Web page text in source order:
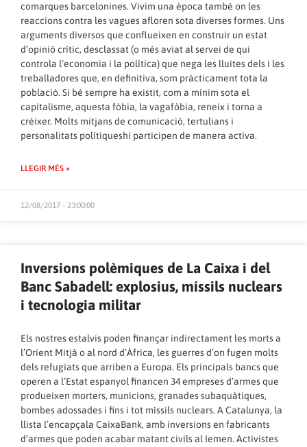
comarques barcelonines. Vivim una època també on les
reaccions contra les vagues afloren sota diverses formes. Uns
arguments diversos que conflueixen en construir un estat
d’opinió crític, desclassat (o més aviat al servei de qui
controla l’economia i la política) que nega les lluites dels i les
treballadores que, en definitiva, som pràcticament tota la
població. Si bé sempre ha existit, com a mínim sota el
capitalisme, aquesta fòbia, la vagafòbia, reneix i torna a
créixer. Molts mitjans de comunicació, tertulians i
personalitats polítiqueshi participen de manera activa.
LLEGIR MÉS »
12/08/2017 - 23:00:00
Inversions polèmiques de La Caixa i del
Banc Sabadell: explosius, míssils nuclears
i tecnologia militar
Els nostres estalvis poden finançar indirectament les morts a
l’Orient Mitjà o al nord d’Àfrica, les guerres d’on fugen molts
dels refugiats que arriben a Europa. Els principals bancs que
operen a l’Estat espanyol financen 34 empreses d’armes que
produeixen morters, municions, granades subaquàtiques,
bombes adossades i fins i tot míssils nuclears. A Catalunya, la
llista l’encapçala CaixaBank, amb inversions en fabricants
d’armes que poden acabar matant civils al Iemen. Activistes